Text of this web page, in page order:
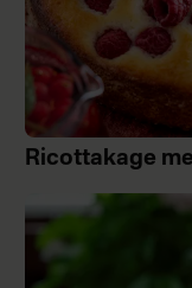
Ricottakage